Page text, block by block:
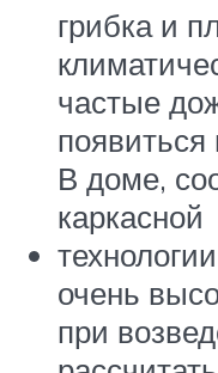
грибка и
частые
В доме,
каркасной
очень
при